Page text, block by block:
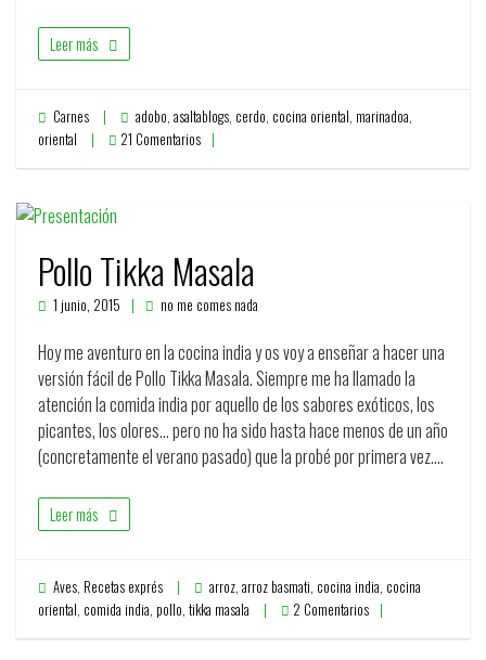
Leer más
Carnes adobo, asaltablogs, cerdo, cocina oriental, marinadoa,
oriental
21 Comentarios
Pollo Tikka Masala
1 junio, 2015 no me comes nada
Hoy me aventuro en la cocina india y os voy a enseñar a hacer una
versión fácil de Pollo Tikka Masala. Siempre me ha llamado la
atención la comida india por aquello de los sabores exóticos, los
picantes, los olores… pero no ha sido hasta hace menos de un año
(concretamente el verano pasado) que la probé por primera vez.…
Leer más
Aves, Recetas exprés arroz, arroz basmati, cocina india, cocina
oriental, comida india, pollo, tikka masala 2 Comentarios